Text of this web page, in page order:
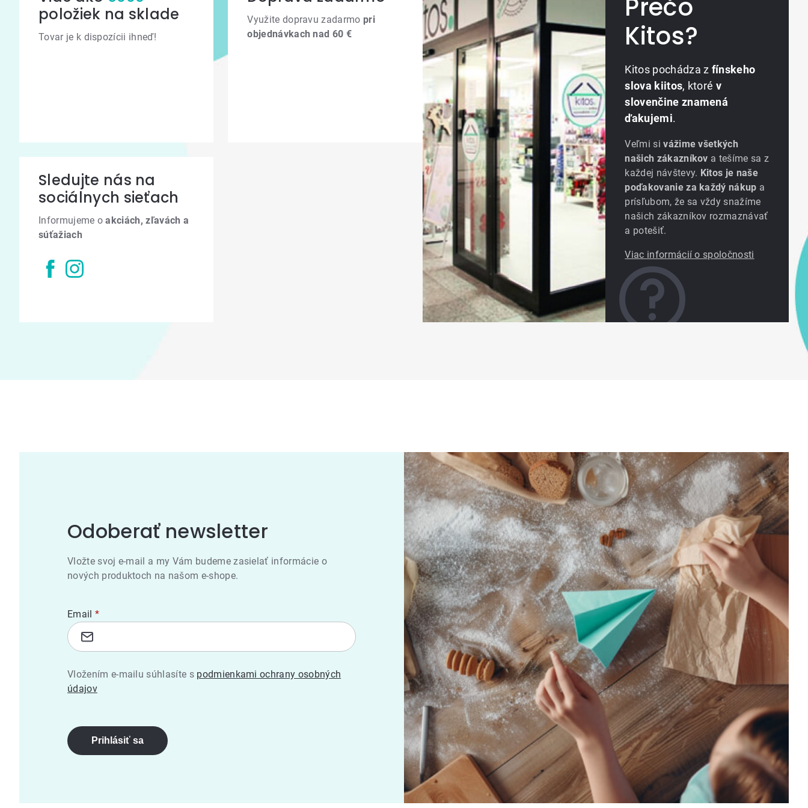
položiek na sklade
Tovar je k dispozícii ihneď!
Využite dopravu zadarmo pri
objednávkach nad 60 €
Sledujte nás na
sociálnych sieťach
Informujeme oakciách, zľavách a
súťažiach
Prečo
Kitos?
Kitos pochádza z fínskeho
slova kiitos, ktoré v
slovenčine znamená
ďakujemi.
Veľmi sivážime všetkých
našich zákazníkov a tešíme sa z
každej návštevy. Kitos je naše
poďakovanie za každý nákup a
prísľubom, že sa vždy snažíme
našich zákazníkov rozmaznávať
a potešiť.
Viac informácií o spoločnosti
Odoberať newsletter
Vložte svoj e-mail a my Vám budeme zasielať informácie o
nových produktoch na našom e-shope.
Email
Vložením e-mailu súhlasíte s podmienkami ochrany osobných
údajov
Prihlásiť sa